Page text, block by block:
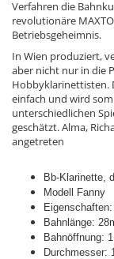
Verfahren die
revolutionäre
Betriebsgeheimnis.
In Wien produziert,
aber nicht nur in die
Hobbyklarinettisten.
einfach und wird
unterschiedlichen
geschätzt. Alma,
angetreten
Bb-Klarinette,
Modell Fanny
Bahnlänge:
Bahnöffnung:
Durchmesser: